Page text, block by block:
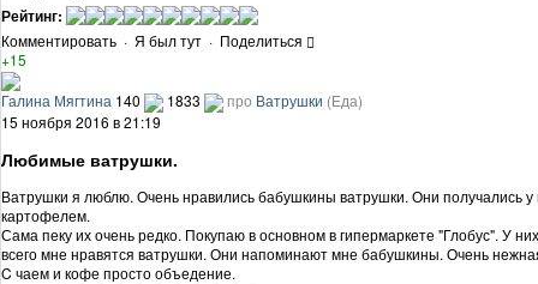
Рейтинг:
Комментировать · Я был тут · Поделиться
+15
Галина Мягтина 140 1833 про Ватрушки (Еда)
15 ноября 2016 в 21:19
Любимые ватрушки.
Ватрушки я люблю. Очень нравились бабушкины ватрушки. Они получались
картофелем.
Сама пеку их очень редко. Покупаю в основном в гипермаркете "Глобус". У
всего мне нравятся ватрушки. Они напоминают мне бабушкины. Очень
C чаем и кофе просто объедение.